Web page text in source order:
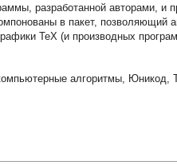
разработанной авторами, и
в пакет, позволяющий
TeX (и производных
алгоритмы, Юникод,